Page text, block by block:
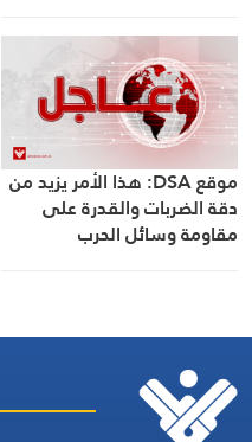
والتكتيكية والمسيّرة والصواريخ
والمدفعية
موقع DSA: هذا الأمر يزيد من
دقة الضربات والقدرة على
مقاومة وسائل الحرب